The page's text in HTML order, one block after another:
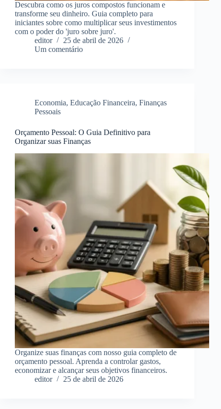
Descubra como os juros compostos funcionam e
transforme seu dinheiro. Guia completo para
iniciantes sobre como multiplicar seus investimentos
com o poder do 'juro sobre juro'.
editor
25 de abril de 2026
Um comentário
Economia, Educação Financeira, Finanças
Pessoais
Orçamento Pessoal: O Guia Definitivo para
Organizar suas Finanças
Organize suas finanças com nosso guia completo de
orçamento pessoal. Aprenda a controlar gastos,
economizar e alcançar seus objetivos financeiros.
editor
25 de abril de 2026